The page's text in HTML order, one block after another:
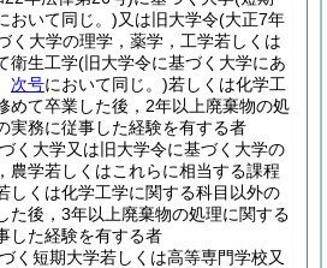
おいて同じ。)又は旧大学令(大正7年
く大学の理学，薬学，工学若しくは
衛生工学(旧大学令に基づく大学にあ
次号において同じ。)若しくは化学工
めて卒業した後，2年以上廃棄物の処
実務に従事した経験を有する者
く大学又は旧大学令に基づく大学の
農学若しくはこれらに相当する課程
しくは化学工学に関する科目以外の
た後，3年以上廃棄物の処理に関する
した経験を有する者
く短期大学若しくは高等専門学校又